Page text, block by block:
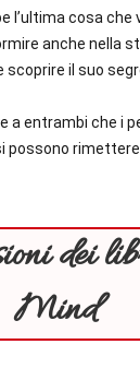
l’ultima cosa che
anche nella
il suo
a entrambi che i
rimettere
dei
Mind